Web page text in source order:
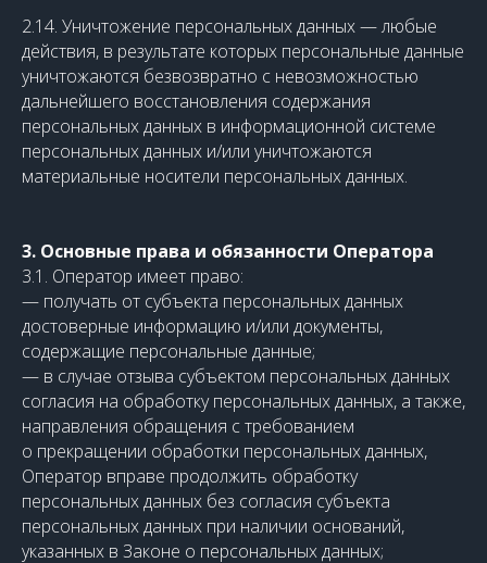
2.14. Уничтожение персональных данных — любые
действия, в результате которых персональные данные
уничтожаются безвозвратно с невозможностью
дальнейшего восстановления содержания
персональных данных в информационной системе
персональных данных и/или уничтожаются
материальные носители персональных данных.
3. Основные права и обязанности Оператора
3.1. Оператор имеет право:
— получать от субъекта персональных данных
достоверные информацию и/или документы,
содержащие персональные данные;
— в случае отзыва субъектом персональных данных
согласия на обработку персональных данных, а также,
направления обращения с требованием
о прекращении обработки персональных данных,
Оператор вправе продолжить обработку
персональных данных без согласия субъекта
персональных данных при наличии оснований,
указанных в Законе о персональных данных;